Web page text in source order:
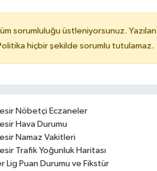
sorumluluğu üstleniyorsunuz. Yazılan
hiçbir şekilde sorumlu tutulamaz.
Nöbetçi Eczaneler
Hava Durumu
Namaz Vakitleri
Trafik Yoğunluk Haritası
Lig Puan Durumu ve Fikstür